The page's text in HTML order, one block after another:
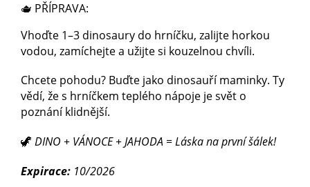
🫖 PŘÍPRAVA:
Vhoďte 1–3 dinosaury do hrníčku, zalijte horkou
vodou, zamíchejte a užijte si kouzelnou chvíli.
Chcete pohodu? Buďte jako dinosauří maminky. Ty
vědí, že s hrníčkem teplého nápoje je svět o
poznání klidnější.
🦖 DINO + VÁNOCE + JAHODA = Láska na první šálek!
Expirace: 10/2026